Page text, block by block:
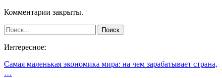
Комментарии закрыты.
Интересное:
Самая маленькая экономика мира: на чем зарабатывает страна,
…